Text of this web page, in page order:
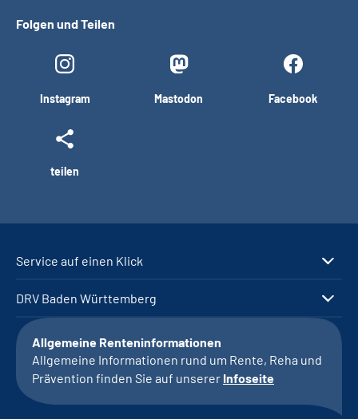
Folgen und Teilen
Instagram Mastodon Facebook
teilen
Service auf einen Klick
DRV Baden Württemberg
Allgemeine Renteninformationen
Allgemeine Informationen rund um Rente, Reha und
Prävention finden Sie auf unserer Infoseite